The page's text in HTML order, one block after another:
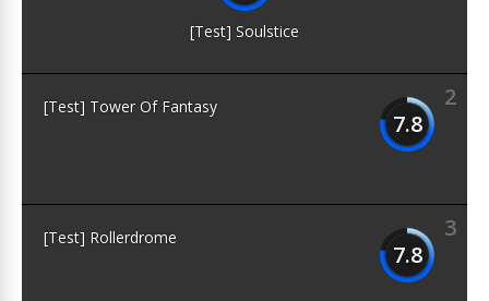
[Test] Soulstice
2
7.8
[Test] Tower Of Fantasy
3
7.8
[Test] Rollerdrome